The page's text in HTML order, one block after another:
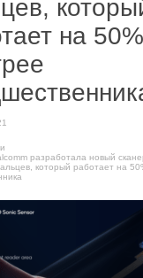
на 50%
разработала новый
который работает на